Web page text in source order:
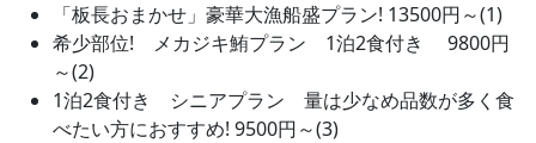
「板長おまかせ」豪華大漁船盛プラン! 13500円～(1)
希少部位! メカジキ鮪プラン 1泊2食付き 9800円
～(2)
1泊2食付き シニアプラン 量は少なめ品数が多く食
べたい方におすすめ! 9500円～(3)